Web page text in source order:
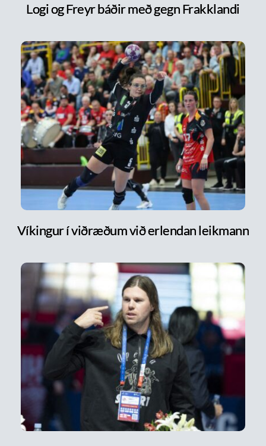
Logi og Freyr báðir með gegn Frakklandi
Víkingur í viðræðum við erlendan leikmann